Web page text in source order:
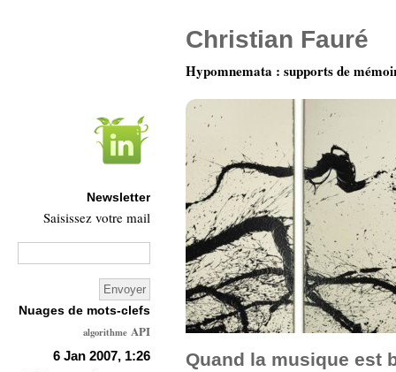
6 Jan 2007, 1:26 Quand la musique est
Christian Fauré
Hypomnemata : supports de
Newsletter
Saisissez votre mail
Nuages de mots-clefs
algorithme API
Architecture